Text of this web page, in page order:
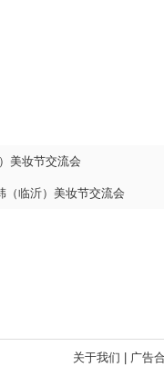
美妆节交流会
（临沂）美妆节交流会
关于我们 广告